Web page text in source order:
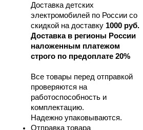
Доставка детских
электромобилей по России со
скидкой на доставку 1000 руб.
Доставка в регионы России
наложенным платежом
строго по предоплате 20%
Все товары перед отправкой
проверяются на
работоспособность и
комплектацию.
Надежно упаковываются.
Отправка товара